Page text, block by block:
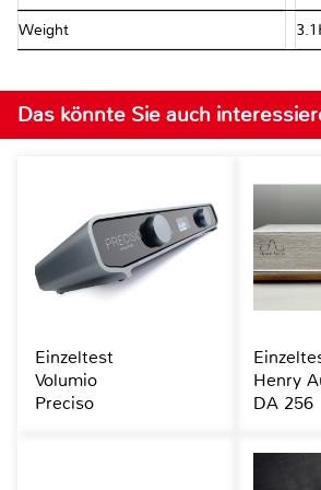
Weight
Das könnte Sie auch
Einzeltest
Volumio
Preciso
Henry
DA 256